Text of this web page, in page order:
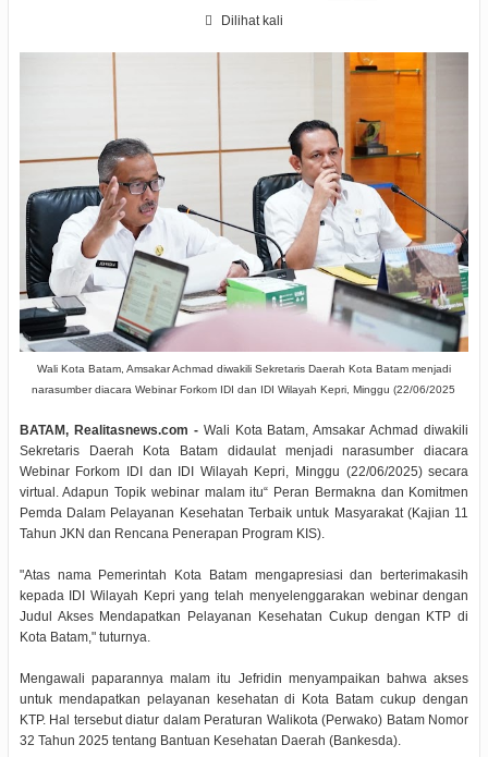
Dilihat kali
Wali Kota Batam, Amsakar Achmad diwakili Sekretaris Daerah Kota Batam menjadi
narasumber diacara Webinar Forkom IDI dan IDI Wilayah Kepri, Minggu (22/06/2025
BATAM, Realitasnews.com - Wali Kota Batam, Amsakar Achmad diwakili
Sekretaris Daerah Kota Batam didaulat menjadi narasumber diacara
Webinar Forkom IDI dan IDI Wilayah Kepri, Minggu (22/06/2025) secara
virtual. Adapun Topik webinar malam itu“ Peran Bermakna dan Komitmen
Pemda Dalam Pelayanan Kesehatan Terbaik untuk Masyarakat (Kajian 11
Tahun JKN dan Rencana Penerapan Program KIS).
"Atas nama Pemerintah Kota Batam mengapresiasi dan berterimakasih
kepada IDI Wilayah Kepri yang telah menyelenggarakan webinar dengan
Judul Akses Mendapatkan Pelayanan Kesehatan Cukup dengan KTP di
Kota Batam," tuturnya.
Mengawali paparannya malam itu Jefridin menyampaikan bahwa akses
untuk mendapatkan pelayanan kesehatan di Kota Batam cukup dengan
KTP. Hal tersebut diatur dalam Peraturan Walikota (Perwako) Batam Nomor
32 Tahun 2025 tentang Bantuan Kesehatan Daerah (Bankesda).